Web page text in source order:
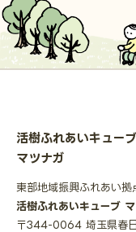
活樹ふれあいキューブ
マツナガ
東部地域振興ふれあい拠
活樹ふれあいキューブ
〒344-0064 埼玉県春